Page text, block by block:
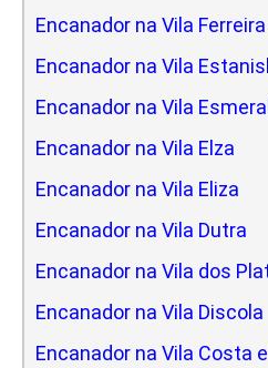
Encanador na Vila
Encanador na Vila
Encanador na Vila
Encanador na Vila Elza
Encanador na Vila Eliza
Encanador na Vila Dutra
Encanador na Vila dos
Encanador na Vila Discola
Encanador na Vila Costa